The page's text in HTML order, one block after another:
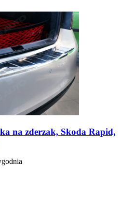
na zderzak, Skoda Rapid,